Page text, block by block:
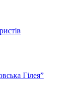
Гілея”